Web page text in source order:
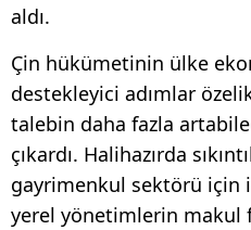
aldı.
Çin hükümetinin ülke
destekleyici adımlar
talebin daha fazla
çıkardı. Halihazırda
gayrimenkul sektörü için
yerel yönetimlerin makul